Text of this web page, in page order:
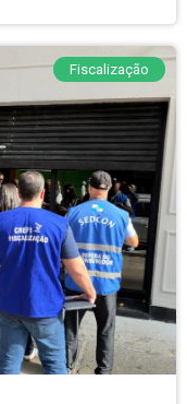
Fiscalização